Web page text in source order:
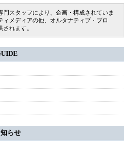
門スタッフにより、企画・構成されていま
ィメディアの他、オルタナティブ・ブロ
れます。
らせ